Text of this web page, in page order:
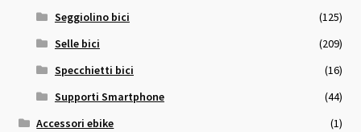
Seggiolino bici
(125)
Selle bici
(209)
Specchietti bici
(16)
Supporti Smartphone
(44)
Accessori ebike
(1)